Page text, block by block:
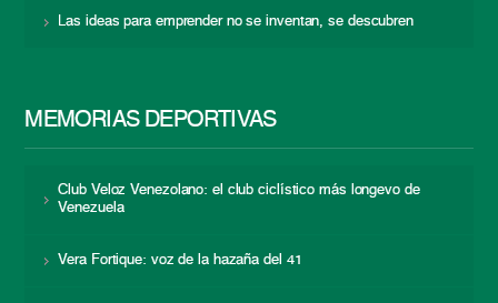
Las ideas para emprender no se inventan, se descubren
MEMORIAS DEPORTIVAS
Club Veloz Venezolano: el club ciclístico más longevo de
Venezuela
Vera Fortique: voz de la hazaña del 41